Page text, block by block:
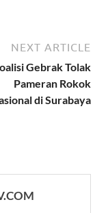
NEXT ARTICLE
Gebrak Tolak
Pameran Rokok
di Surabaya